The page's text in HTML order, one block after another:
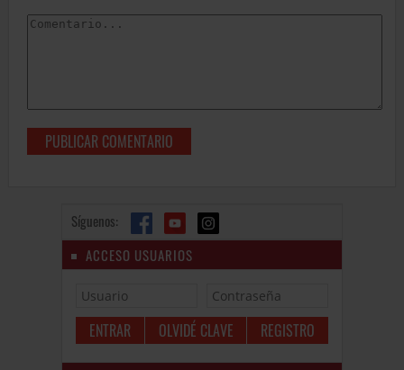
Síguenos:
ACCESO USUARIOS
OLVIDÉ CLAVE REGISTRO